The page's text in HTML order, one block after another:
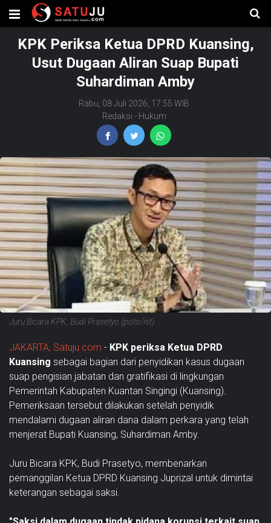
KPK Periksa Ketua DPRD Kuansing,
Usut Dugaan Aliran Suap Bupati
Suhardiman Amby
Rabu, 08 Juli 2026, 17:55 WIB
Redaksi - Hukum
Juru Bicara KPK, Budi Prasetyo.(poto/ist)
JAKARTA, Satuju.com - KPK periksa Ketua DPRD
Kuansing sebagai bagian dari penyidikan kasus dugaan
suap pengisian jabatan dan gratifikasi di lingkungan
Pemerintah Kabupaten Kuantan Singingi (Kuansing).
Pemeriksaan tersebut dilakukan setelah penyidik
mendalami dugaan aliran dana dalam perkara yang telah
menjerat Bupati Kuansing, Suhardiman Amby.
Juru Bicara KPK, Budi Prasetyo, membenarkan
pemanggilan Ketua DPRD Kuansing Juprizal untuk dimintai
keterangan sebagai saksi.